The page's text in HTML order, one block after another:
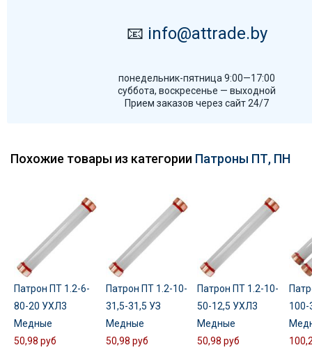
📧 info@attrade.by
понедельник-пятница 9:00—17:00
суббота, воскресенье — выходной
Прием заказов через сайт 24/7
Похожие товары из категории Патроны ПТ, ПН
Патрон ПТ 1.2-6-
80-20 УХЛ3
Медные
50,98 руб
Патрон ПТ 1.2-10-
31,5-31,5 УЗ
Медные
50,98 руб
Патрон ПТ 1.2-10-
50-12,5 УХЛ3
Медные
50,98 руб
100-